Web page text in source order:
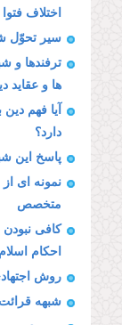
اختلاف فتوا
سیر تحوّل
ترفندها و
ها و عقاید
آیا فهم
دارد؟
پاسخ این
نمونه اى
متخصص
كافى
احكام اسلام
روش
شبهه